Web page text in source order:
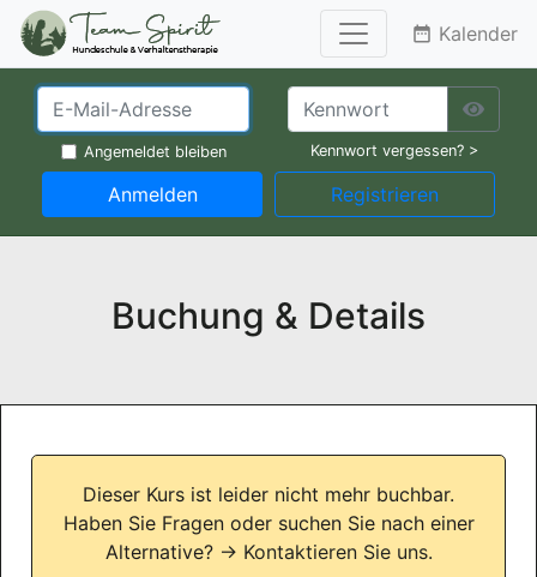
date_range Kalender
Angemeldet bleiben Kennwort vergessen? >
Anmelden Registrieren
Buchung & Details
Dieser Kurs ist leider nicht mehr buchbar.
Haben Sie Fragen oder suchen Sie nach einer
Alternative? → Kontaktieren Sie uns.